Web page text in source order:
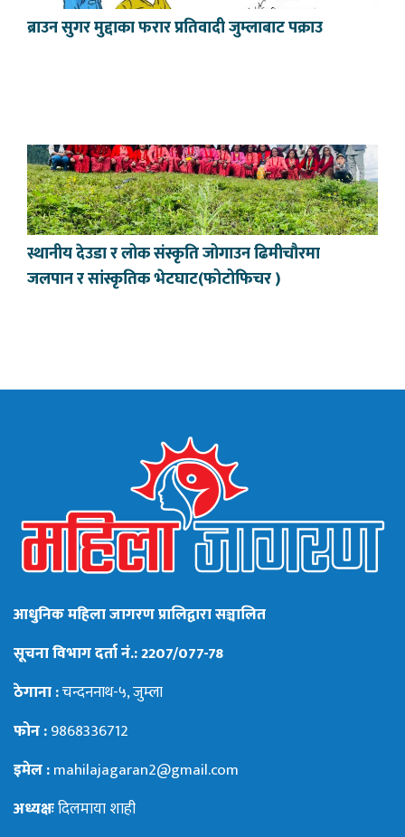
ब्राउन सुगर मुद्दाका फरार प्रतिवादी जुम्लाबाट पक्राउ
स्थानीय देउडा र लोक संस्कृति जोगाउन ढिमीचौरमा
जलपान र सांस्कृतिक भेटघाट(फोटोफिचर )
आधुनिक महिला जागरण प्रालिद्वारा सञ्चालित
सूचना विभाग दर्ता नं.: 2207/077-78
ठेगाना :चन्दननाथ-५, जुम्ला
फोन :9868336712
इमेल :mahilajagaran2@gmail.com
अध्यक्षःदिलमाया शाही